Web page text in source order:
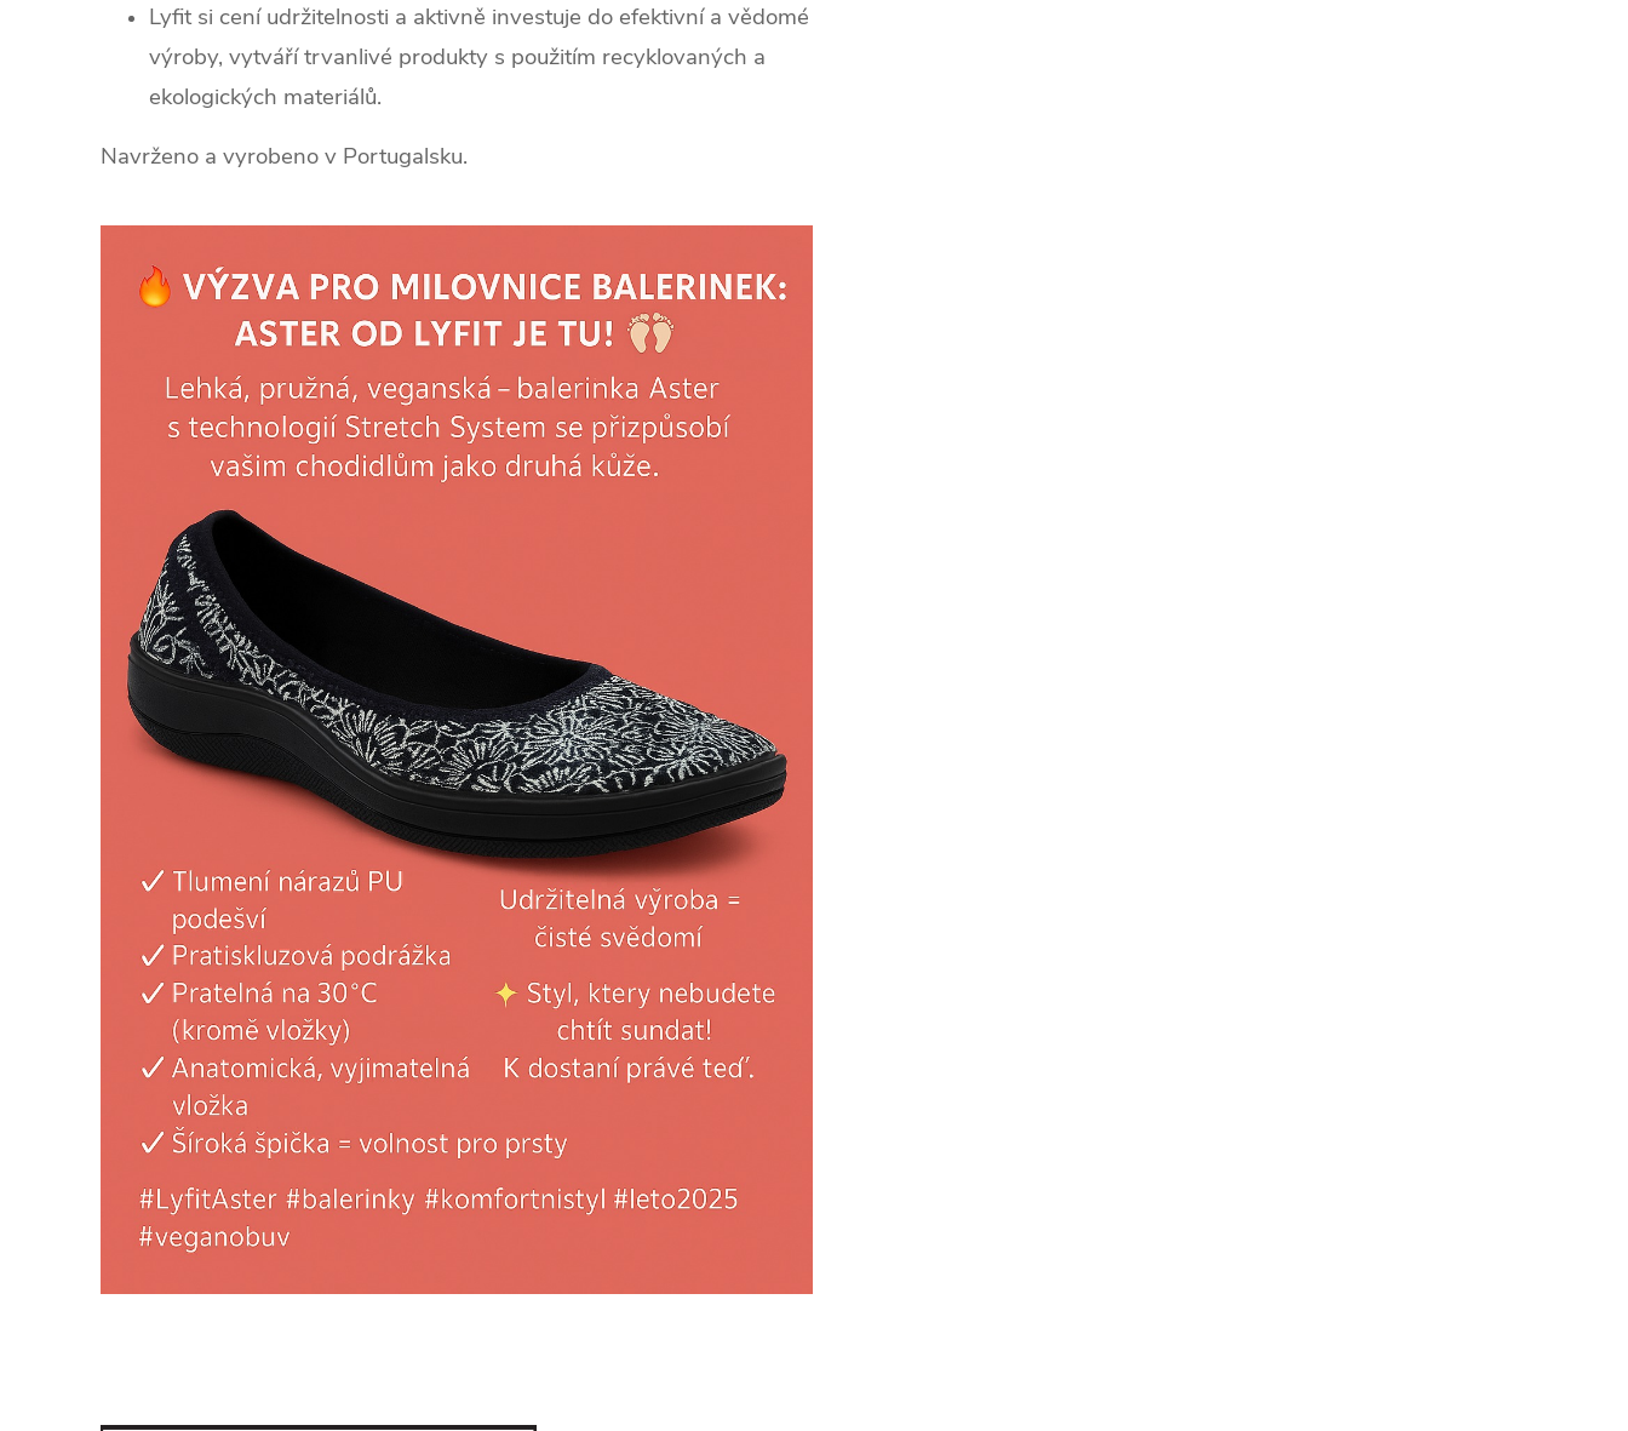
Lyfit si cení udržitelnosti a aktivně investuje do efektivní a vědomé
výroby, vytváří trvanlivé produkty s použitím recyklovaných a
ekologických materiálů.
Navrženo a vyrobeno v Portugalsku.